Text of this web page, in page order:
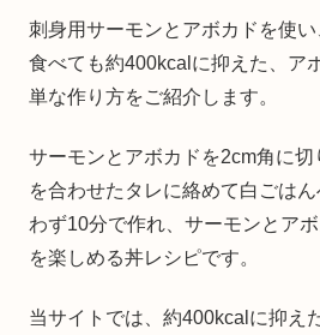
刺身用サーモンとアボカドを使
食べても約400kcalに抑えた、ア
単な作り方をご紹介します。
サーモンとアボカドを2cm角に
を合わせたタレに絡めて白ごは
わず10分で作れ、サーモンとア
を楽しめる丼レシピです。
当サイトでは、約400kcalに抑え